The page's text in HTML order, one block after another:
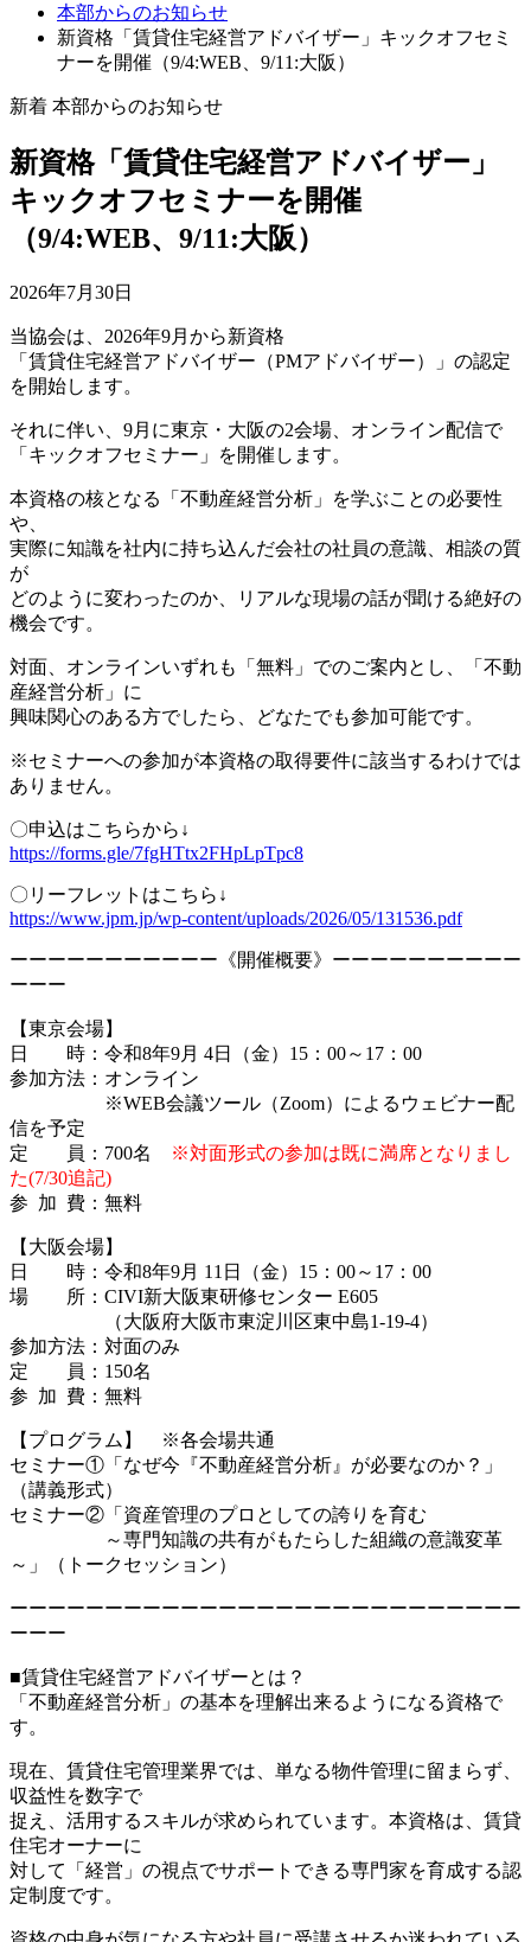
本部からのお知らせ
新資格「賃貸住宅経営アドバイザー」キックオフセミ
ナーを開催（9/4:WEB、9/11:大阪）
新着 本部からのお知らせ
新資格「賃貸住宅経営アドバイザー」
キックオフセミナーを開催
（9/4:WEB、9/11:大阪）
2026年7月30日
当協会は、2026年9月から新資格
「賃貸住宅経営アドバイザー（PMアドバイザー）」の認定
を開始します。
それに伴い、9月に東京・大阪の2会場、オンライン配信で
「キックオフセミナー」を開催します。
本資格の核となる「不動産経営分析」を学ぶことの必要性
や、
実際に知識を社内に持ち込んだ会社の社員の意識、相談の質
が
どのように変わったのか、リアルな現場の話が聞ける絶好の
機会です。
対面、オンラインいずれも「無料」でのご案内とし、「不動
産経営分析」に
興味関心のある方でしたら、どなたでも参加可能です。
※セミナーへの参加が本資格の取得要件に該当するわけでは
ありません。
〇申込はこちらから↓
https://forms.gle/7fgHTtx2FHpLpTpc8
〇リーフレットはこちら↓
https://www.jpm.jp/wp-content/uploads/2026/05/131536.pdf
ーーーーーーーーーーー《開催概要》ーーーーーーーーーー
ーーー
【東京会場】
日 時：令和8年9月 4日（金）15：00～17：00
参加方法：オンライン
※WEB会議ツール（Zoom）によるウェビナー配
信を予定
定 員：700名
※対面形式の参加は既に満席となりまし
た(7/30追記)
参 加 費：無料
【大阪会場】
日 時：令和8年9月 11日（金）15：00～17：00
場 所：CIVI新大阪東研修センター E605
（大阪府大阪市東淀川区東中島1-19-4）
参加方法：対面のみ
定 員：150名
参 加 費：無料
【プログラム】 ※各会場共通
セミナー①「なぜ今『不動産経営分析』が必要なのか？」
（講義形式）
セミナー②「資産管理のプロとしての誇りを育む
～専門知識の共有がもたらした組織の意識変革
～」（トークセッション）
ーーーーーーーーーーーーーーーーーーーーーーーーーーー
ーーー
■賃貸住宅経営アドバイザーとは？
「不動産経営分析」の基本を理解出来るようになる資格で
す。
現在、賃貸住宅管理業界では、単なる物件管理に留まらず、
収益性を数字で
捉え、活用するスキルが求められています。本資格は、賃貸
住宅オーナーに
対して「経営」の視点でサポートできる専門家を育成する認
定制度です。